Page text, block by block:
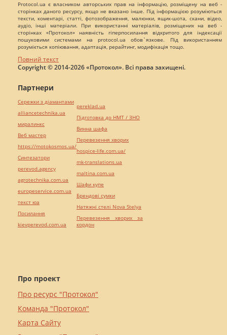
Protocol.ua є власником авторських прав на інформацію, розміщену на веб -
сторінках даного ресурсу, якщо не вказано інше. Під інформацією розуміються
тексти, коментарі, статті, фотозображення, малюнки, ящик-шота, скани, відео,
аудіо, інші матеріали. При використанні матеріалів, розміщених на веб -
сторінках «Протокол» наявність гіперпосилання відкритого для індексації
пошуковими системами на protocol.ua обов`язкове. Під використанням
розуміється копіювання, адаптація, рерайтинг, модифікація тощо.
Повний текст
Copyright © 2014-2026 «Протокол». Всі права захищені.
Про проект
Про ресурс "Протокол"
Команда "Протокол"
Карта Сайту
Партнери
Сережки з діамантами
alliancetechnika.ua
миралинкс
Веб мастер
https://motokosmos.ua/
Синтезатори
perevod.agency
agrotechnika.com.ua
europeservice.com.ua
текст юа
Посилання
kievperevod.com.ua
pereklad.ua
Підготовка до НМТ / ЗНО
Винна шафа
Перевезення хворих
hospice-life.com.ua/
mk-translations.ua
maltina.com.ua
Шафи купе
Брендові сумки
Натяжні стелі Nova Stelya
Перевезення хворих за
кордон